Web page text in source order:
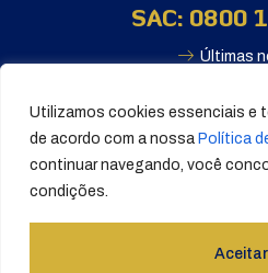
Utilizamos cookies essenciais e
de acordo com a nossa Política
continuar navegando, você
condições.
Aceitar
SAC: 0800
Últimas
© Falcão Tintas S/A 2025.